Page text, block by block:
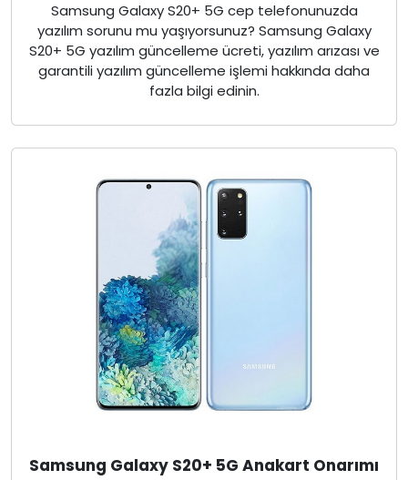
Samsung Galaxy S20+ 5G cep telefonunuzda
yazılım sorunu mu yaşıyorsunuz? Samsung Galaxy
S20+ 5G yazılım güncelleme ücreti, yazılım arızası ve
garantili yazılım güncelleme işlemi hakkında daha
fazla bilgi edinin.
Samsung Galaxy S20+ 5G Anakart Onarımı